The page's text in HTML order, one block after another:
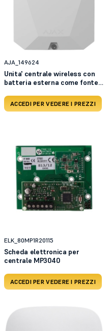
AJA_149624
Unita' centrale wireless con
batteria esterna come fonte
ACCEDI PER VEDERE I PREZZI
ELK_80MP1R20115
Scheda elettronica per
centrale MP3040
ACCEDI PER VEDERE I PREZZI